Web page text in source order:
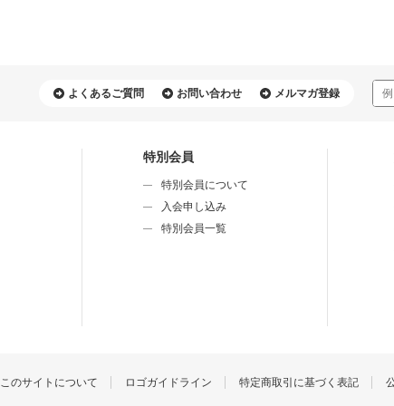
よくあるご質問 お問い合わせ メルマガ登録
特別会員
特別会員について
⼊会申し込み
特別会員⼀覧
このサイトについて ロゴガイドライン 特定商取引に基づく表記